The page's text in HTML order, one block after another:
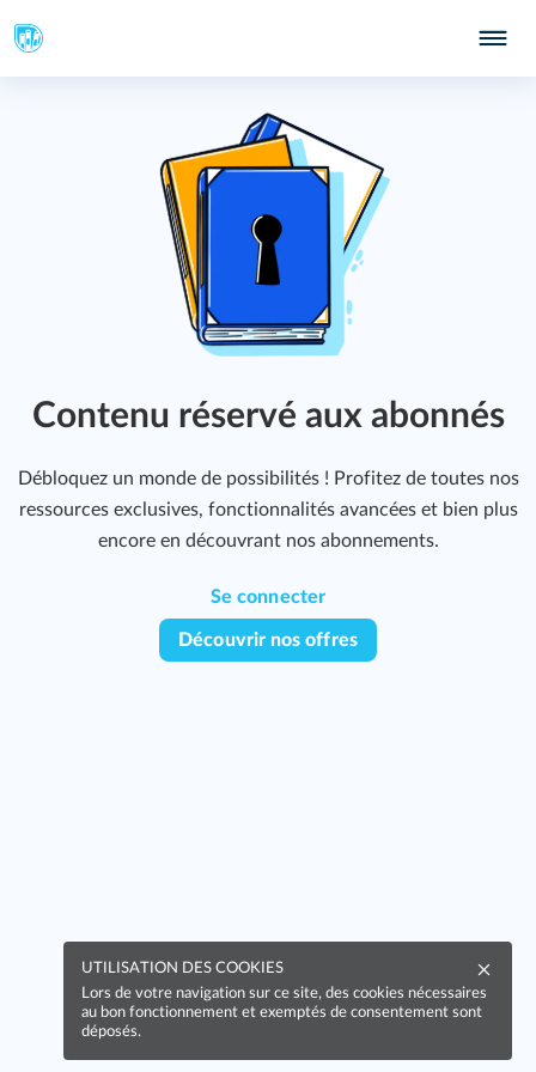
Contenu réservé aux abonnés
Débloquez un monde de possibilités ! Profitez de toutes nos
ressources exclusives, fonctionnalités avancées et bien plus
encore en découvrant nos abonnements.
Se connecter
Découvrir nos offres
UTILISATION DES COOKIES
Lors de votre navigation sur ce site, des cookies nécessaires
au bon fonctionnement et exemptés de consentement sont
déposés.